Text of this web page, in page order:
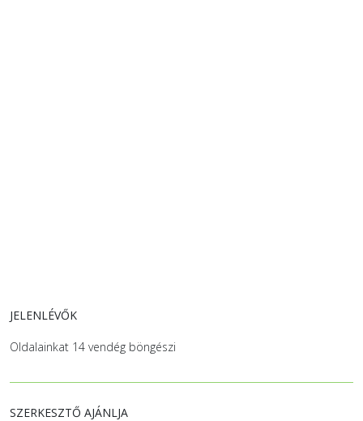
JELENLÉVŐK
Oldalainkat 14 vendég böngészi
SZERKESZTŐ AJÁNLJA